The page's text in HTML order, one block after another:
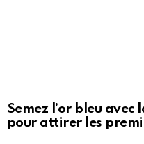
Semez l’or bleu
pour attirer les